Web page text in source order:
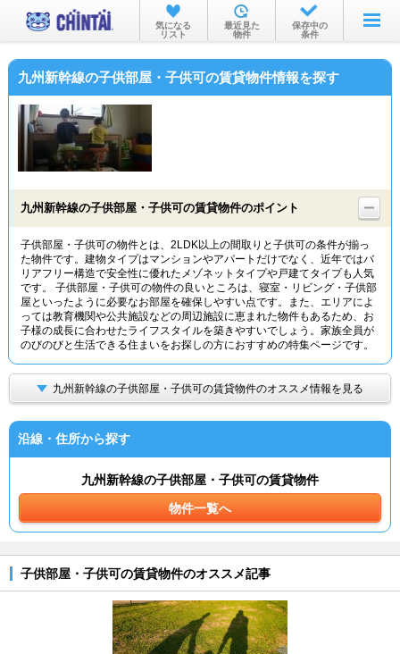
お部屋を探す
沿線・駅から
物件特集から
TOP
気になる
リスト
最近見た
物件
保存中の
条件
九州新幹線の子供部屋・子供可の賃貸物件情報を探す
九州新幹線の子供部屋・子供可の賃貸物件のポイント
子供部屋・子供可の物件とは、2LDK以上の間取りと子供可の条件が揃っ
た物件です。建物タイプはマンションやアパートだけでなく、近年ではバ
リアフリー構造で安全性に優れたメゾネットタイプや戸建てタイプも人気
です。 子供部屋・子供可の物件の良いところは、寝室・リビング・子供部
屋といったように必要なお部屋を確保しやすい点です。また、エリアによ
っては教育機関や公共施設などの周辺施設に恵まれた物件もあるため、お
子様の成長に合わせたライフスタイルを築きやすいでしょう。家族全員が
のびのびと生活できる住まいをお探しの方におすすめの特集ページです。
九州新幹線の子供部屋・子供可の賃貸物件のオススメ情報を見る
沿線・住所から探す
九州新幹線の子供部屋・子供可の賃貸物件
物件一覧へ
子供部屋・子供可の賃貸物件のオススメ記事